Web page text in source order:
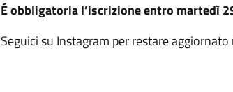
É obbligatoria l’iscrizione entro martedì
Seguici su Instagram per restare